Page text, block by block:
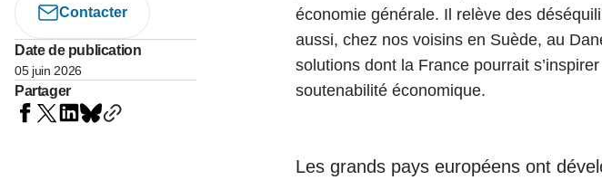
Contacter
Date de publication
05 juin 2026
Partager
économie générale. Il relève des
aussi, chez nos voisins en Suède, au
solutions dont la France pourrait
soutenabilité économique.
Les grands pays européens ont